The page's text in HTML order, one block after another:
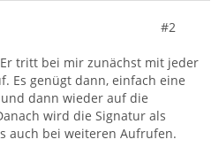
#2
tritt bei mir zunächst mit jeder
Es genügt dann, einfach eine
dann wieder auf die
wird die Signatur als
auch bei weiteren Aufrufen.